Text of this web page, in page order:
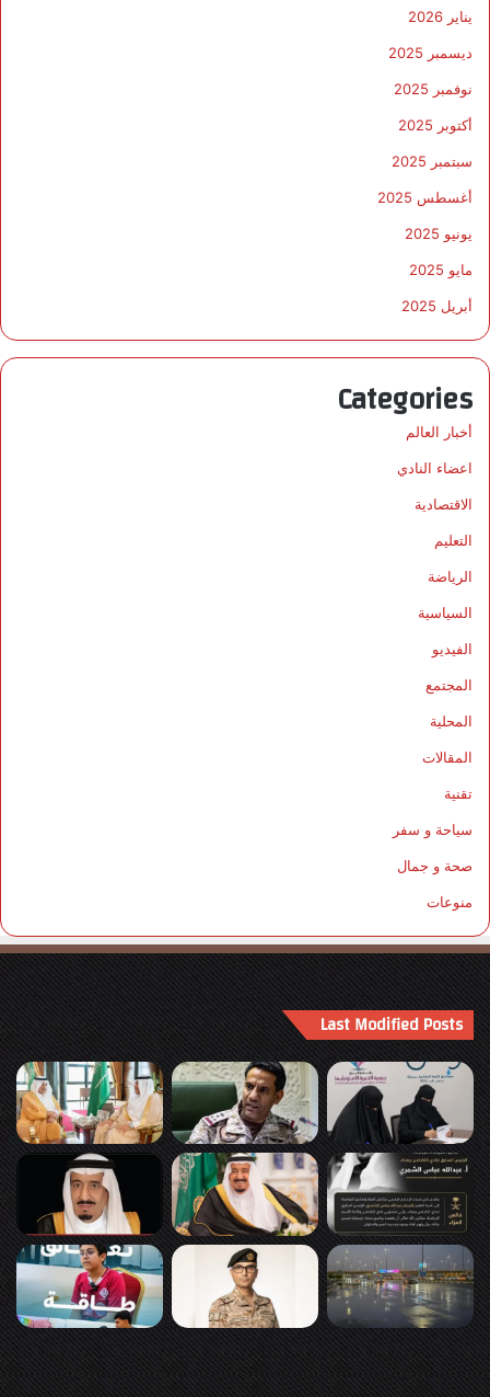
يناير 2026
ديسمبر 2025
نوفمبر 2025
أكتوبر 2025
سبتمبر 2025
أغسطس 2025
يونيو 2025
مايو 2025
أبريل 2025
Categories
أخبار العالم
اعضاء النادي
الاقتصادية
التعليم
الرياضة
السياسية
الفيديو
المجتمع
المحلية
المقالات
تقنية
سياحة و سفر
صحة و جمال
منوعات
Last Modified Posts